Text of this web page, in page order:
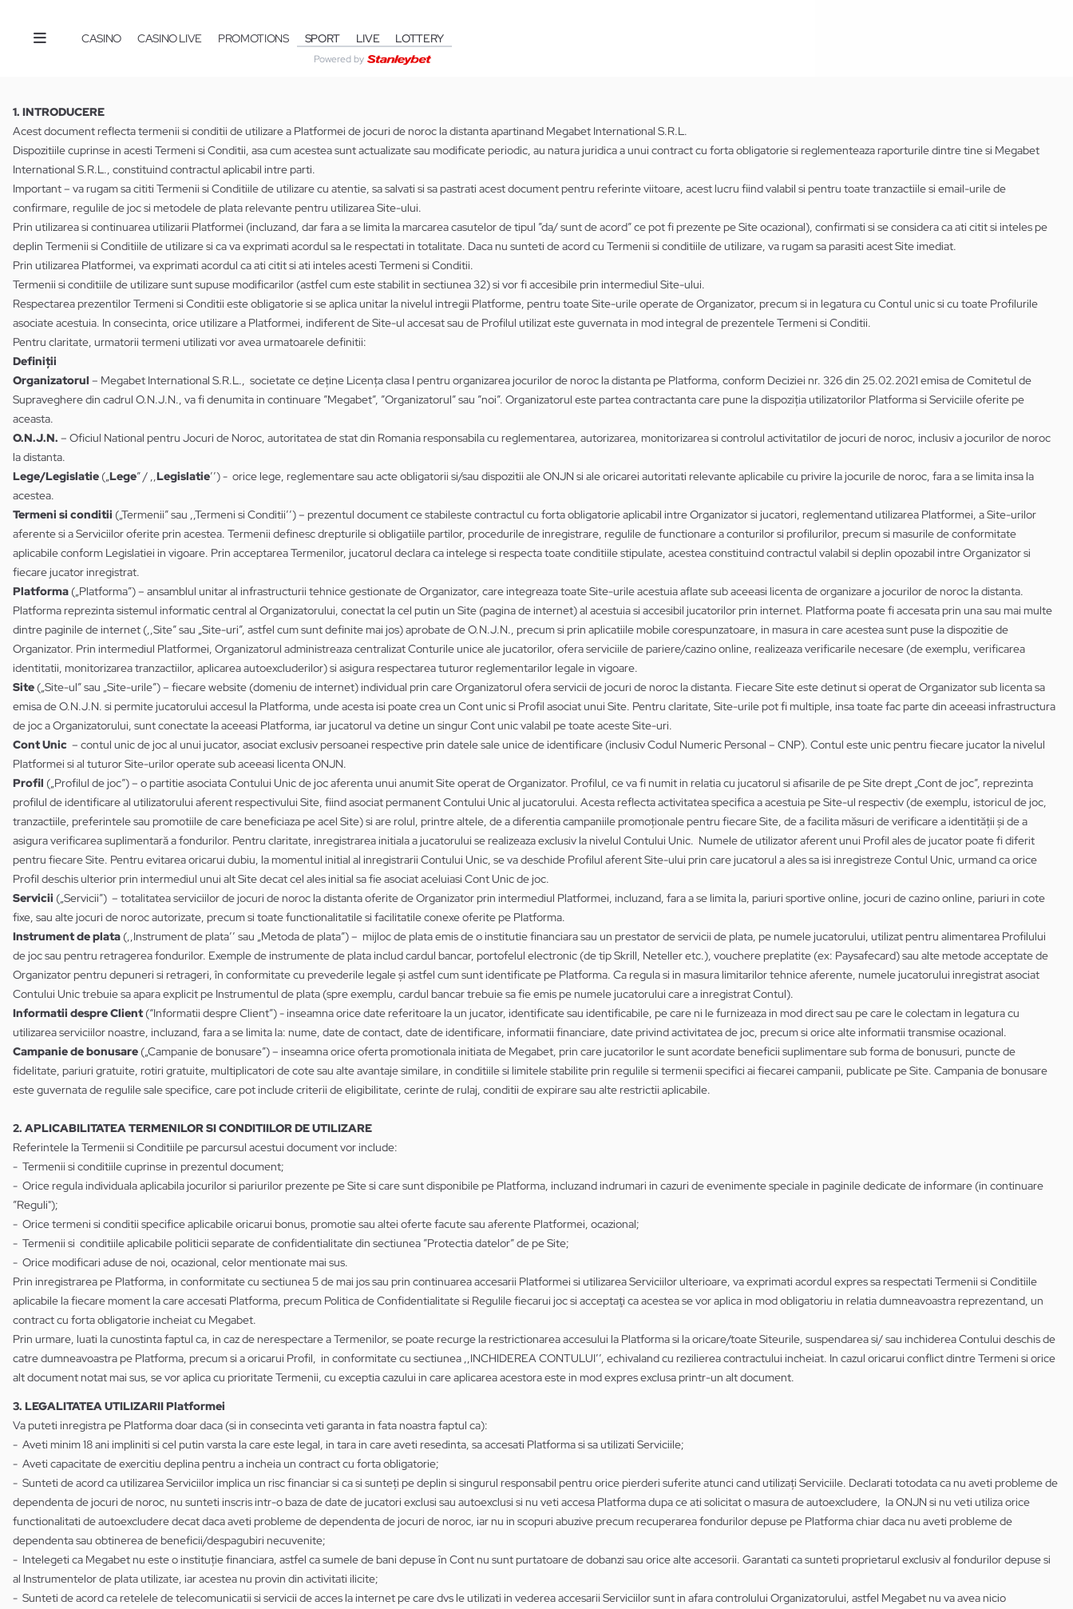
CASINO CASINO LIVE PROMOTIONS SPORT LIVE LOTTERY
Powered by
1. INTRODUCERE
Acest document reflecta termenii si conditii de utilizare a Platformei de jocuri de noroc la distanta apartinand Megabet International S.R.L.
Dispozitiile cuprinse in acesti Termeni si Conditii, asa cum acestea sunt actualizate sau modificate periodic, au natura juridica a unui contract cu forta obligatorie si reglementeaza raporturile dintre tine si Megabet
International S.R.L., constituind contractul aplicabil intre parti.
Important – va rugam sa cititi Termenii si Conditiile de utilizare cu atentie, sa salvati si sa pastrati acest document pentru referinte viitoare, acest lucru fiind valabil si pentru toate tranzactiile si email-urile de
confirmare, regulile de joc si metodele de plata relevante pentru utilizarea Site-ului.
Prin utilizarea si continuarea utilizarii Platformei (incluzand, dar fara a se limita la marcarea casutelor de tipul ”da/ sunt de acord” ce pot fi prezente pe Site ocazional), confirmati si se considera ca ati citit si inteles pe
deplin Termenii si Conditiile de utilizare si ca va exprimati acordul sa le respectati in totalitate. Daca nu sunteti de acord cu Termenii si conditiile de utilizare, va rugam sa parasiti acest Site imediat.
Prin utilizarea Platformei, va exprimati acordul ca ati citit si ati inteles acesti Termeni si Conditii.
Termenii si conditiile de utilizare sunt supuse modificarilor (astfel cum este stabilit in sectiunea 32) si vor fi accesibile prin intermediul Site-ului.
Respectarea prezentilor Termeni si Conditii este obligatorie si se aplica unitar la nivelul intregii Platforme, pentru toate Site-urile operate de Organizator, precum si in legatura cu Contul unic si cu toate Profilurile
asociate acestuia. In consecinta, orice utilizare a Platformei, indiferent de Site-ul accesat sau de Profilul utilizat este guvernata in mod integral de prezentele Termeni si Conditii.
Pentru claritate, urmatorii termeni utilizati vor avea urmatoarele definitii:
Definiții
Organizatorul – Megabet International S.R.L., societate ce deține Licența clasa I pentru organizarea jocurilor de noroc la distanta pe Platforma, conform Deciziei nr. 326 din 25.02.2021 emisa de Comitetul de
Supraveghere din cadrul O.N.J.N., va fi denumita in continuare ”Megabet”, ”Organizatorul” sau ”noi”. Organizatorul este partea contractanta care pune la dispoziția utilizatorilor Platforma si Serviciile oferite pe
aceasta.
O.N.J.N. – Oficiul National pentru Jocuri de Noroc, autoritatea de stat din Romania responsabila cu reglementarea, autorizarea, monitorizarea si controlul activitatilor de jocuri de noroc, inclusiv a jocurilor de noroc
la distanta.
Lege/Legislatie („Lege” / ,,Legislatie’’) - orice lege, reglementare sau acte obligatorii si/sau dispozitii ale ONJN si ale oricarei autoritati relevante aplicabile cu privire la jocurile de noroc, fara a se limita insa la
acestea.
Termeni si conditii („Termenii” sau ,,Termeni si Conditii’’) – prezentul document ce stabileste contractul cu forta obligatorie aplicabil intre Organizator si jucatori, reglementand utilizarea Platformei, a Site-urilor
aferente si a Serviciilor oferite prin acestea. Termenii definesc drepturile si obligatiile partilor, procedurile de inregistrare, regulile de functionare a conturilor si profilurilor, precum si masurile de conformitate
aplicabile conform Legislatiei in vigoare. Prin acceptarea Termenilor, jucatorul declara ca intelege si respecta toate conditiile stipulate, acestea constituind contractul valabil si deplin opozabil intre Organizator si
fiecare jucator inregistrat.
Platforma („Platforma”) – ansamblul unitar al infrastructurii tehnice gestionate de Organizator, care integreaza toate Site-urile acestuia aflate sub aceeasi licenta de organizare a jocurilor de noroc la distanta.
Platforma reprezinta sistemul informatic central al Organizatorului, conectat la cel putin un Site (pagina de internet) al acestuia si accesibil jucatorilor prin internet. Platforma poate fi accesata prin una sau mai multe
dintre paginile de internet (,,Site” sau „Site-uri”, astfel cum sunt definite mai jos) aprobate de O.N.J.N., precum si prin aplicatiile mobile corespunzatoare, in masura in care acestea sunt puse la dispozitie de
Organizator. Prin intermediul Platformei, Organizatorul administreaza centralizat Conturile unice ale jucatorilor, ofera serviciile de pariere/cazino online, realizeaza verificarile necesare (de exemplu, verificarea
identitatii, monitorizarea tranzactiilor, aplicarea autoexcluderilor) si asigura respectarea tuturor reglementarilor legale in vigoare.
Site („Site-ul” sau „Site-urile”) – fiecare website (domeniu de internet) individual prin care Organizatorul ofera servicii de jocuri de noroc la distanta. Fiecare Site este detinut si operat de Organizator sub licenta sa
emisa de O.N.J.N. si permite jucatorului accesul la Platforma, unde acesta isi poate crea un Cont unic si Profil asociat unui Site. Pentru claritate, Site-urile pot fi multiple, insa toate fac parte din aceeasi infrastructura
de joc a Organizatorului, sunt conectate la aceeasi Platforma, iar jucatorul va detine un singur Cont unic valabil pe toate aceste Site-uri.
Cont Unic – contul unic de joc al unui jucator, asociat exclusiv persoanei respective prin datele sale unice de identificare (inclusiv Codul Numeric Personal – CNP). Contul este unic pentru fiecare jucator la nivelul
Platformei si al tuturor Site-urilor operate sub aceeasi licenta ONJN.
Profil („Profilul de joc”) – o partitie asociata Contului Unic de joc aferenta unui anumit Site operat de Organizator. Profilul, ce va fi numit in relatia cu jucatorul si afisarile de pe Site drept „Cont de joc”, reprezinta
profilul de identificare al utilizatorului aferent respectivului Site, fiind asociat permanent Contului Unic al jucatorului. Acesta reflecta activitatea specifica a acestuia pe Site-ul respectiv (de exemplu, istoricul de joc,
tranzactiile, preferintele sau promotiile de care beneficiaza pe acel Site) si are rolul, printre altele, de a diferentia campaniile promoționale pentru fiecare Site, de a facilita măsuri de verificare a identității și de a
asigura verificarea suplimentară a fondurilor. Pentru claritate, inregistrarea initiala a jucatorului se realizeaza exclusiv la nivelul Contului Unic. Numele de utilizator aferent unui Profil ales de jucator poate fi diferit
pentru fiecare Site. Pentru evitarea oricarui dubiu, la momentul initial al inregistrarii Contului Unic, se va deschide Profilul aferent Site-ului prin care jucatorul a ales sa isi inregistreze Contul Unic, urmand ca orice
Profil deschis ulterior prin intermediul unui alt Site decat cel ales initial sa fie asociat aceluiasi Cont Unic de joc.
Servicii („Servicii”) – totalitatea serviciilor de jocuri de noroc la distanta oferite de Organizator prin intermediul Platformei, incluzand, fara a se limita la, pariuri sportive online, jocuri de cazino online, pariuri in cote
fixe, sau alte jocuri de noroc autorizate, precum si toate functionalitatile si facilitatile conexe oferite pe Platforma.
Instrument de plata (,,Instrument de plata’’ sau „Metoda de plata”) – mijloc de plata emis de o institutie financiara sau un prestator de servicii de plata, pe numele jucatorului, utilizat pentru alimentarea Profilului
de joc sau pentru retragerea fondurilor. Exemple de instrumente de plata includ cardul bancar, portofelul electronic (de tip Skrill, Neteller etc.), vouchere preplatite (ex: Paysafecard) sau alte metode acceptate de
Organizator pentru depuneri si retrageri, în conformitate cu prevederile legale și astfel cum sunt identificate pe Platforma. Ca regula si in masura limitarilor tehnice aferente, numele jucatorului inregistrat asociat
Contului Unic trebuie sa apara explicit pe Instrumentul de plata (spre exemplu, cardul bancar trebuie sa fie emis pe numele jucatorului care a inregistrat Contul).
Informatii despre Client (“Informatii despre Client”) - inseamna orice date referitoare la un jucator, identificate sau identificabile, pe care ni le furnizeaza in mod direct sau pe care le colectam in legatura cu
utilizarea serviciilor noastre, incluzand, fara a se limita la: nume, date de contact, date de identificare, informatii financiare, date privind activitatea de joc, precum si orice alte informatii transmise ocazional.
Campanie de bonusare („Campanie de bonusare”) – inseamna orice oferta promotionala initiata de Megabet, prin care jucatorilor le sunt acordate beneficii suplimentare sub forma de bonusuri, puncte de
fidelitate, pariuri gratuite, rotiri gratuite, multiplicatori de cote sau alte avantaje similare, in conditiile si limitele stabilite prin regulile si termenii specifici ai fiecarei campanii, publicate pe Site. Campania de bonusare
este guvernata de regulile sale specifice, care pot include criterii de eligibilitate, cerinte de rulaj, conditii de expirare sau alte restrictii aplicabile.
2. APLICABILITATEA TERMENILOR SI CONDITIILOR DE UTILIZARE
Referintele la Termenii si Conditiile pe parcursul acestui document vor include:
- Termenii si conditiile cuprinse in prezentul document;
- Orice regula individuala aplicabila jocurilor si pariurilor prezente pe Site si care sunt disponibile pe Platforma, incluzand indrumari in cazuri de evenimente speciale in paginile dedicate de informare (in continuare
”Reguli");
- Orice termeni si conditii specifice aplicabile oricarui bonus, promotie sau altei oferte facute sau aferente Platformei, ocazional;
- Termenii si conditiile aplicabile politicii separate de confidentialitate din sectiunea ”Protectia datelor” de pe Site;
- Orice modificari aduse de noi, ocazional, celor mentionate mai sus.
Prin inregistrarea pe Platforma, in conformitate cu sectiunea 5 de mai jos sau prin continuarea accesarii Platformei si utilizarea Serviciilor ulterioare, va exprimati acordul expres sa respectati Termenii si Conditiile
aplicabile la fiecare moment la care accesati Platforma, precum Politica de Confidentialitate si Regulile fiecarui joc si acceptaţi ca acestea se vor aplica in mod obligatoriu in relatia dumneavoastra reprezentand, un
contract cu forta obligatorie incheiat cu Megabet.
Prin urmare, luati la cunostinta faptul ca, in caz de nerespectare a Termenilor, se poate recurge la restrictionarea accesului la Platforma si la oricare/toate Siteurile, suspendarea si/ sau inchiderea Contului deschis de
catre dumneavoastra pe Platforma, precum si a oricarui Profil, in conformitate cu sectiunea ,,INCHIDEREA CONTULUI’’, echivaland cu rezilierea contractului incheiat. In cazul oricarui conflict dintre Termeni si orice
alt document notat mai sus, se vor aplica cu prioritate Termenii, cu exceptia cazului in care aplicarea acestora este in mod expres exclusa printr-un alt document.
3. LEGALITATEA UTILIZARII Platformei
Va puteti inregistra pe Platforma doar daca (si in consecinta veti garanta in fata noastra faptul ca):
- Aveti minim 18 ani impliniti si cel putin varsta la care este legal, in tara in care aveti resedinta, sa accesati Platforma si sa utilizati Serviciile;
- Aveti capacitate de exercitiu deplina pentru a incheia un contract cu forta obligatorie;
- Sunteti de acord ca utilizarea Serviciilor implica un risc financiar si ca si sunteți pe deplin si singurul responsabil pentru orice pierderi suferite atunci cand utilizați Serviciile. Declarati totodata ca nu aveti probleme de
dependenta de jocuri de noroc, nu sunteti inscris intr-o baza de date de jucatori exclusi sau autoexclusi si nu veti accesa Platforma dupa ce ati solicitat o masura de autoexcludere, la ONJN si nu veti utiliza orice
functionalitati de autoexcludere decat daca aveti probleme de dependenta de jocuri de noroc, iar nu in scopuri abuzive precum recuperarea fondurilor depuse pe Platforma chiar daca nu aveti probleme de
dependenta sau obtinerea de beneficii/despagubiri necuvenite;
- Intelegeti ca Megabet nu este o instituție financiara, astfel ca sumele de bani depuse în Cont nu sunt purtatoare de dobanzi sau orice alte accesorii. Garantati ca sunteti proprietarul exclusiv al fondurilor depuse si
al Instrumentelor de plata utilizate, iar acestea nu provin din activitati ilicite;
- Sunteti de acord ca retelele de telecomunicatii si servicii de acces la internet pe care dvs le utilizati in vederea accesarii Serviciilor sunt in afara controlului Organizatorului, astfel Megabet nu va avea nicio